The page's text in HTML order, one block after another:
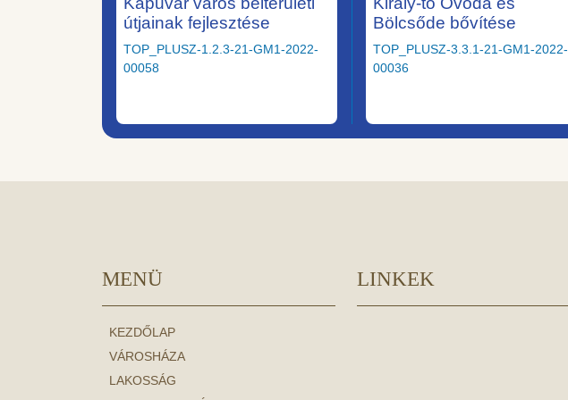
útjainak fejlesztése
TOP_PLUSZ-1.2.3-21-GM1-2022-
00058
Bölcsőde bővítése
TOP_PLUSZ-3.3.1-21-GM1-2022-
00036
MENÜ
KEZDŐLAP
VÁROSHÁZA
LAKOSSÁG
LINKEK